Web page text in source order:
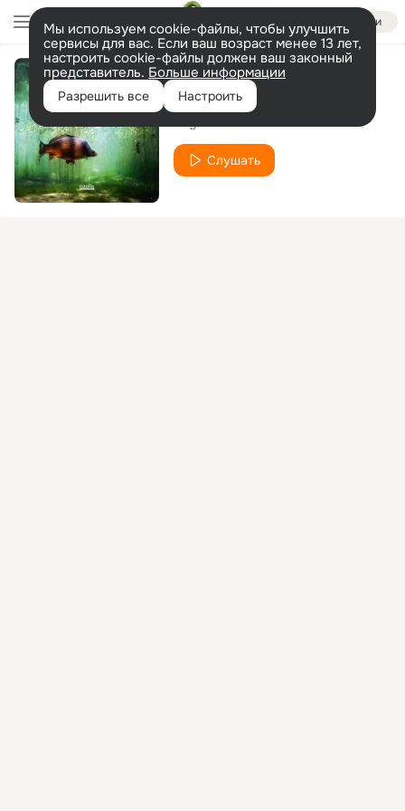
Войти
Мы используем cookie-файлы, чтобы улучшить
сервисы для вас. Если ваш возраст менее 13 лет,
настроить cookie-файлы должен ваш законный
представитель. Больше информации
Разрешить все Настроить
Schlaf
Слушать